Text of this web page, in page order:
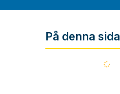
På denna sida